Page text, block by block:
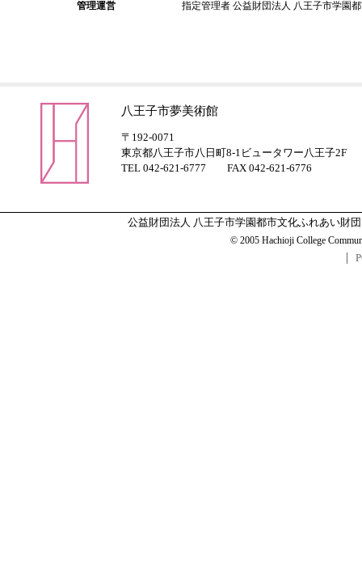
管理運営
指定管理者 公益財団法人 八王子市学園
八王子市夢美術館
〒192-0071
東京都八王子市八日町8-1ビュータワー八王子2F
TEL 042-621-6777 FAX 042-621-6776
公益財団法人 八王子市学園都市文化ふれあい財団
© 2005 Hachioji College